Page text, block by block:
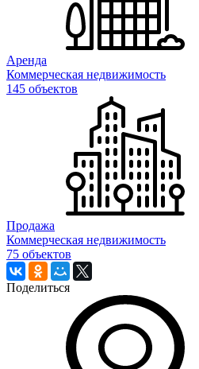
Аренда
Коммерческая недвижимость
145 объектов
Продажа
Коммерческая недвижимость
75 объектов
Поделиться